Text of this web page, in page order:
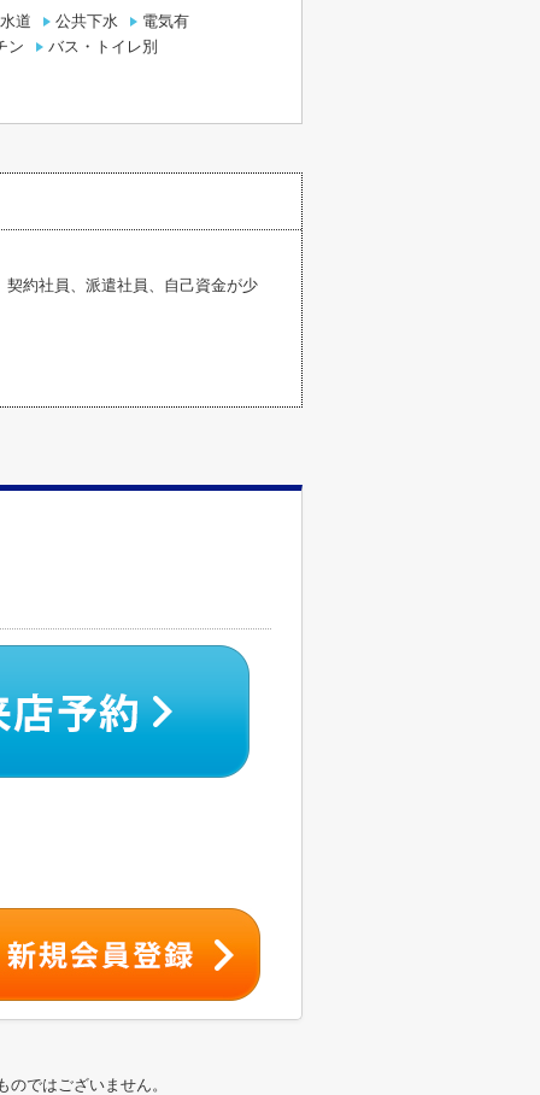
道 公共下水
電気有
ン
バス・トイレ別
約社員、派遣社員、自己資金が少
ではございません。